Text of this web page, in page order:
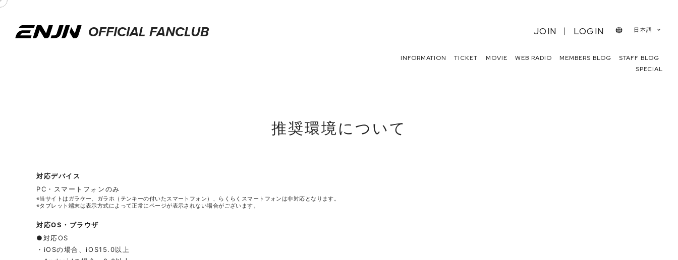
OFFICIAL FANCLUB
INFORMATION TICKET MOVIE WEB RADIO MEMBERS BLOG
STAFF BLOG
SPECIAL
JOIN LOGIN 日本語
推奨環境について
対応デバイス
PC・スマートフォンのみ
※当サイトはガラケー、ガラホ（テンキーの付いたスマートフォン）、らくらくスマートフォンは非対応となります。
※タブレット端末は表示方式によって正常にページが表示されない場合がございます。
対応OS・ブラウザ
●対応OS
・iOSの場合、iOS15.0以上